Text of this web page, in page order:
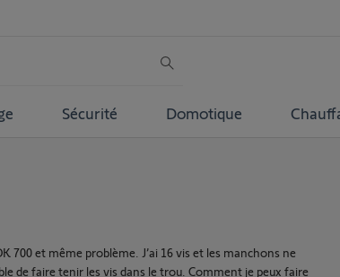
Sécurité Domotique
700 et même problème. J’ai 16 vis et les manchons ne
de faire tenir les vis dans le trou. Comment je peux faire